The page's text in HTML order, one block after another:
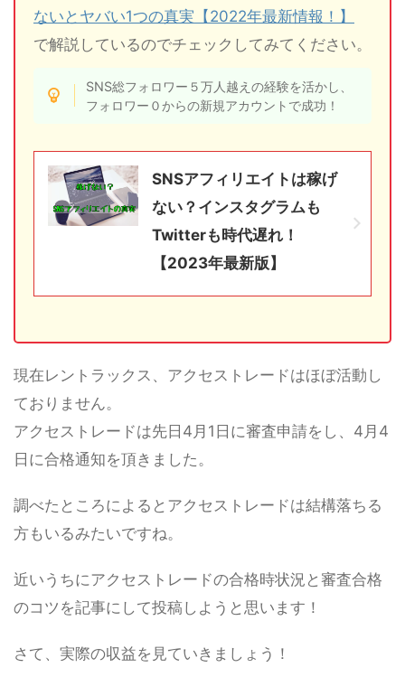
ないとヤバい1つの真実【2022年最新情報！】
で解説しているのでチェックしてみてください。
SNS総フォロワー５万人越えの経験を活かし、
フォロワー０からの新規アカウントで成功！
SNSアフィリエイトは稼げ
ない？インスタグラムも
Twitterも時代遅れ！
【2023年最新版】
現在レントラックス、アクセストレードはほぼ活動し
ておりません。
アクセストレードは先日4月1日に審査申請をし、4月4
日に合格通知を頂きました。
調べたところによるとアクセストレードは結構落ちる
方もいるみたいですね。
近いうちにアクセストレードの合格時状況と審査合格
のコツを記事にして投稿しようと思います！
さて、実際の収益を見ていきましょう！